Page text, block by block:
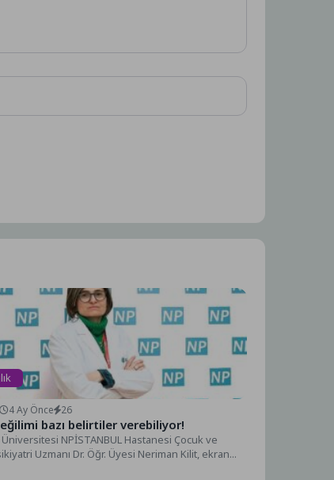
4 Ay Önce 26
bazı belirtiler verebiliyor!
NPİSTANBUL Hastanesi Çocuk ve
Uzmanı Dr. Öğr. Üyesi Neriman Kilit, ekran...